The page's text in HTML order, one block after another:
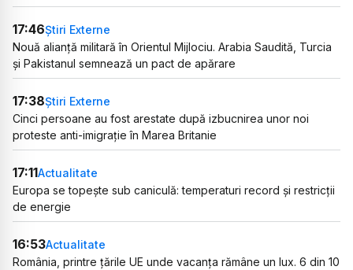
17:46Știri Externe
Nouă alianță militară în Orientul Mijlociu. Arabia Saudită, Turcia
și Pakistanul semnează un pact de apărare
17:38Știri Externe
Cinci persoane au fost arestate după izbucnirea unor noi
proteste anti-imigrație în Marea Britanie
17:11Actualitate
Europa se topește sub caniculă: temperaturi record și restricții
de energie
16:53Actualitate
România, printre țările UE unde vacanța rămâne un lux. 6 din 10